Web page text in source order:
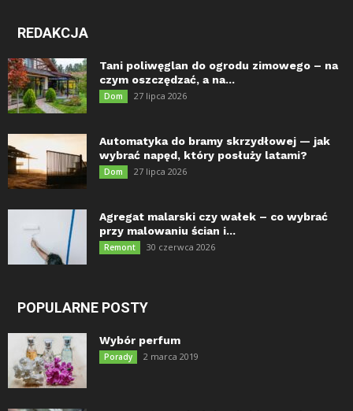
REDAKCJA
Tani poliwęglan do ogrodu zimowego – na
czym oszczędzać, a na...
Dom 27 lipca 2026
Automatyka do bramy skrzydłowej — jak
wybrać napęd, który posłuży latami?
Dom 27 lipca 2026
Agregat malarski czy wałek – co wybrać
przy malowaniu ścian i...
Remont 30 czerwca 2026
POPULARNE POSTY
Wybór perfum
Porady 2 marca 2019